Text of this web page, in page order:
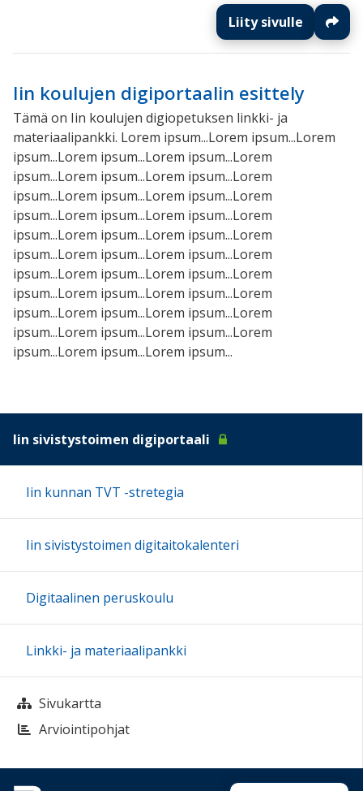
Liity sivulle
Iin koulujen digiportaalin esittely
Tämä on Iin koulujen digiopetuksen linkki- ja
materiaalipankki. Lorem ipsum...Lorem ipsum...Lorem
ipsum...Lorem ipsum...Lorem ipsum...Lorem
ipsum...Lorem ipsum...Lorem ipsum...Lorem
ipsum...Lorem ipsum...Lorem ipsum...Lorem
ipsum...Lorem ipsum...Lorem ipsum...Lorem
ipsum...Lorem ipsum...Lorem ipsum...Lorem
ipsum...Lorem ipsum...Lorem ipsum...Lorem
ipsum...Lorem ipsum...Lorem ipsum...Lorem
ipsum...Lorem ipsum...Lorem ipsum...Lorem
ipsum...Lorem ipsum...Lorem ipsum...Lorem
ipsum...Lorem ipsum...Lorem ipsum...Lorem
ipsum...Lorem ipsum...Lorem ipsum...
Iin sivistystoimen digiportaali
Iin kunnan TVT -stretegia
Iin sivistystoimen digitaitokalenteri
Digitaalinen peruskoulu
Linkki- ja materiaalipankki
Sivukartta
Arviointipohjat